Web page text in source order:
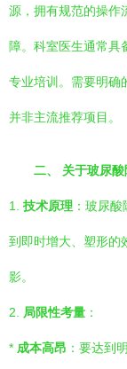
源，拥有规范的操作
障。科室医生通常具
专业培训。需要明确
并非主流推荐项目。
二、 关于玻尿
1. 技术原理 ：玻尿
到即时增大、塑形的
影。
2. 局限性考量 ：
* 成本高昂 ：要达到